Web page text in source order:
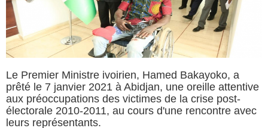
Le Premier Ministre ivoirien, Hamed Bakayoko, a
prêté le 7 janvier 2021 à Abidjan, une oreille attentive
aux préoccupations des victimes de la crise post-
électorale 2010-2011, au cours d'une rencontre avec
leurs représentants.